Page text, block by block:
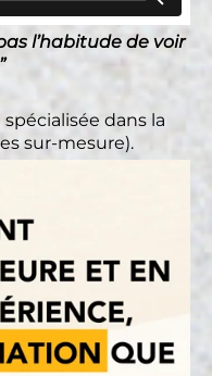
l’habitude de voir
dans la
sur-mesure).